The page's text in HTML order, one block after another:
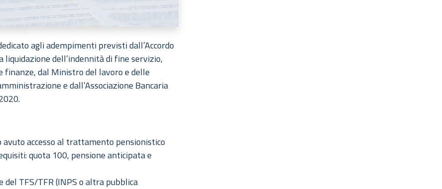
agli adempimenti previsti dall’Accordo
dell’indennità di fine servizio,
dal Ministro del lavoro e delle
e dall’Associazione Bancaria
accesso al trattamento pensionistico
quota 100, pensione anticipata e
TFS/TFR (INPS o altra pubblica